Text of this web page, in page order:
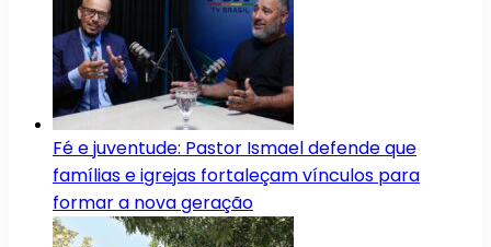
Fé e juventude: Pastor Ismael defende que
famílias e igrejas fortaleçam vínculos para
formar a nova geração